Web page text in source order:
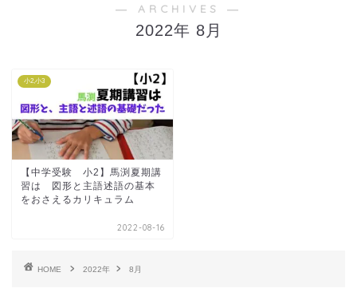
― ARCHIVES ―
2022年 8月
小2,小3
【中学受験 小2】馬渕夏期講
習は 図形と主語述語の基本
をおさえるカリキュラム
2022-08-16
HOME 2022年 8月